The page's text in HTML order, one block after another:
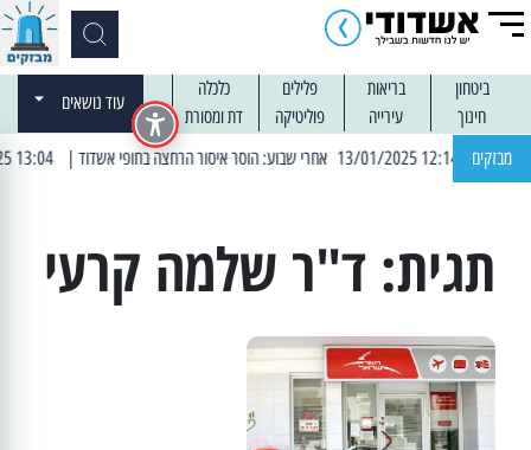
ביטחון בריאות פלילים
כלכלה
חינוך
עירייה פוליטיקה דת ומסורת
עוד נושאים
מבזקים
| 12:14 13/01/2025 אחרי שבוע: הוסר איסור הרחצה בחופי אשדוד | 13:04 14/01/2025 עובדים בלילות: עבודות קרצוף וריבוד אספלט
תגית: ד"ר שלמה קרעי